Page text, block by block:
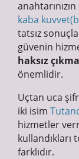
kaba
tatsız
güvenin
haksız
önemlidir.
Uçtan uca
iki isim
hizmetler
kullandıkları
farklıdır.